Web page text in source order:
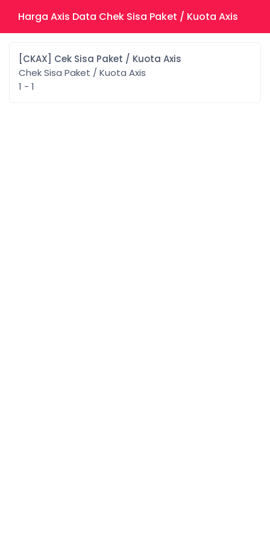
Harga Axis Data Chek Sisa Paket / Kuota Axis
[CKAX] Cek Sisa Paket / Kuota Axis
Chek Sisa Paket / Kuota Axis
1 - 1